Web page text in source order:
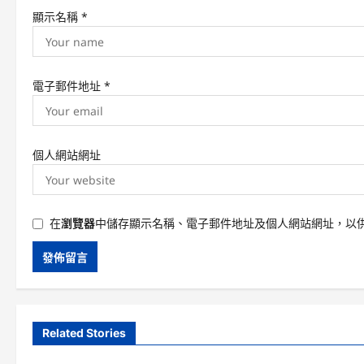
顯示名稱 *
電子郵件地址 *
個人網站網址
在瀏覽器中儲存顯示名稱、電子郵件地址及個人網站網址，以
Related Stories